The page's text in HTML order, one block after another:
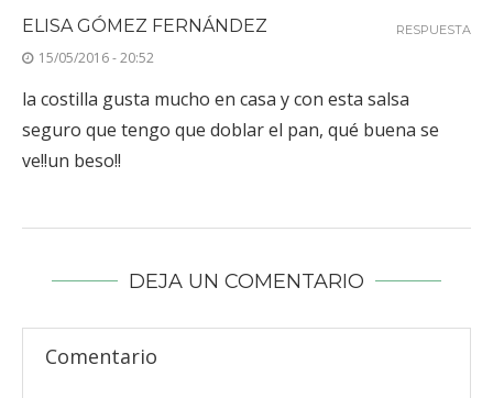
ELISA GÓMEZ FERNÁNDEZ
15/05/2016 - 20:52
la costilla gusta mucho en casa y con esta salsa
seguro que tengo que doblar el pan, qué buena se
ve!!un beso!!
RESPUESTA
DEJA UN COMENTARIO